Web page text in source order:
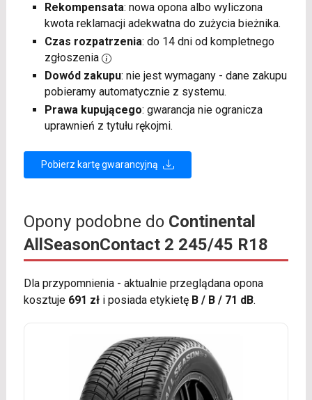
Rekompensata: nowa opona albo wyliczona
kwota reklamacji adekwatna do zużycia bieżnika.
Czas rozpatrzenia: do 14 dni od kompletnego
zgłoszenia
Dowód zakupu: nie jest wymagany - dane zakupu
pobieramy automatycznie z systemu.
Prawa kupującego: gwarancja nie ogranicza
uprawnień z tytułu rękojmi.
Pobierz kartę gwarancyjną
Opony podobne do Continental
AllSeasonContact 2 245/45 R18
Dla przypomnienia - aktualnie przeglądana opona
kosztuje 691 złi posiada etykietę B / B / 71 dB.